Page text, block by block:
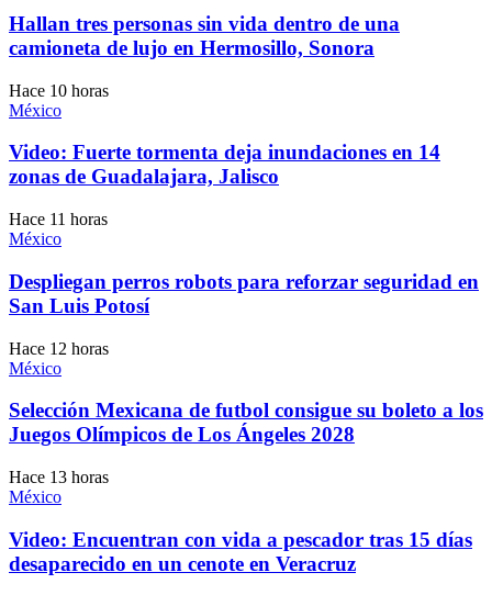
Hallan tres personas sin vida dentro de una
camioneta de lujo en Hermosillo, Sonora
Hace 10 horas
México
Video: Fuerte tormenta deja inundaciones en 14
zonas de Guadalajara, Jalisco
Hace 11 horas
México
Despliegan perros robots para reforzar seguridad en
San Luis Potosí
Hace 12 horas
México
Selección Mexicana de futbol consigue su boleto a los
Juegos Olímpicos de Los Ángeles 2028
Hace 13 horas
México
Video: Encuentran con vida a pescador tras 15 días
desaparecido en un cenote en Veracruz